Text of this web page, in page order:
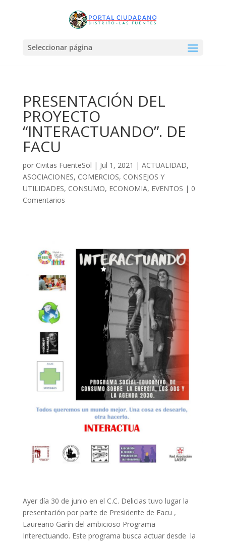
Seleccionar página
PRESENTACIÓN DEL
PROYECTO
“INTERACTUANDO”. DE
FACU
por Civitas FuenteSol | Jul 1, 2021 | ACTUALIDAD,
ASOCIACIONES, COMERCIOS, CONSEJOS Y
UTILIDADES, CONSUMO, ECONOMIA, EVENTOS | 0
Comentarios
Ayer día 30 de junio en el C.C. Delicias tuvo lugar la
presentación por parte de Presidente de Facu ,
Laureano Garín del ambicioso Programa
Interectuando. Este programa busca actuar desde la